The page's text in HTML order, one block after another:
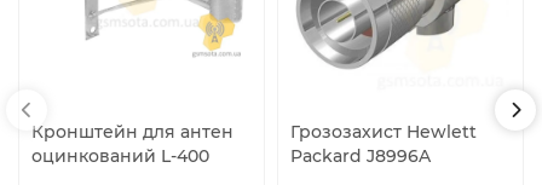
Кронштейн для антен
оцинкований L-400
Грозозахист Hewlett
Packard J8996A